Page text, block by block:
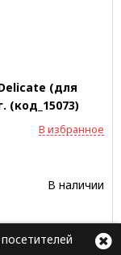
(для
(код_15073)
В избранное
В наличии